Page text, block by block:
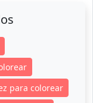
para colorear